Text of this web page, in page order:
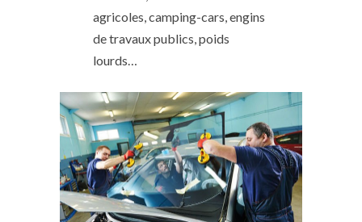
agricoles, camping-cars, engins
de travaux publics, poids
lourds…